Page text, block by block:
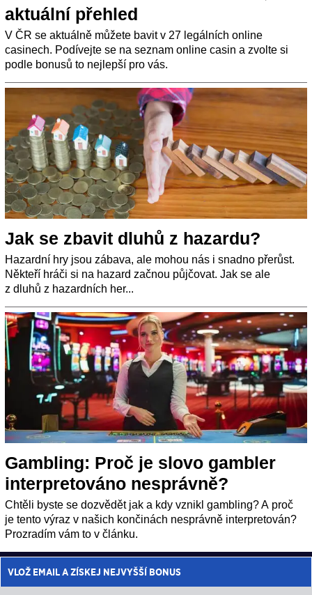
aktuální přehled
V ČR se aktuálně můžete bavit v 27 legálních online
casinech. Podívejte se na seznam online casin a zvolte si
podle bonusů to nejlepší pro vás.
Jak se zbavit dluhů z hazardu?
Hazardní hry jsou zábava, ale mohou nás i snadno přerůst.
Někteří hráči si na hazard začnou půjčovat. Jak se ale
z dluhů z hazardních her...
Gambling: Proč je slovo gambler
interpretováno nesprávně?
Chtěli byste se dozvědět jak a kdy vznikl gambling? A proč
je tento výraz v našich končinách nesprávně interpretován?
Prozradím vám to v článku.
VLOŽ EMAIL A ZÍSKEJ NEJVYŠŠÍ BONUS